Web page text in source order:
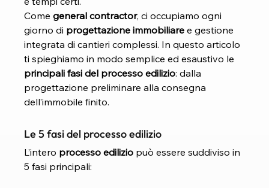
Come general contractor, ci occupiamo ogni
giorno di progettazione immobiliare e gestione
integrata di cantieri complessi. In questo articolo
ti spieghiamo in modo semplice ed esaustivo le
principali fasi del processo edilizio: dalla
progettazione preliminare alla consegna
dell’immobile finito.
Le 5 fasi del processo edilizio
L’intero processo edilizio può essere suddiviso in
5 fasi principali: